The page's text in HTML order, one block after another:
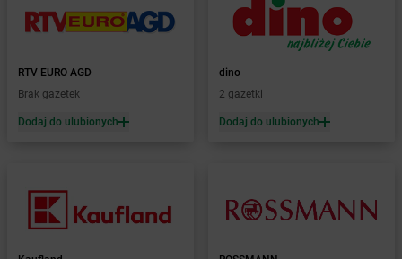
Żabka Biórków Mały
Żabka Biskupice
Żabka Biskupów
Żabka Blachownia
Żabka Błażejewo
Żabka Blok Dobryszyce
Żabka Błonie
RTV EURO AGD
Brak gazetek
Dodaj do ulubionych
dino
2 gazetki
Dodaj do ulubionych